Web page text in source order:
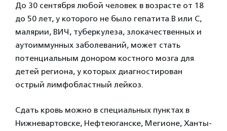
До 30 сентября любой человек в возрасте от 18
до 50 лет, у которого не было гепатита В или С,
малярии, ВИЧ, туберкулеза, злокачественных и
аутоиммунных заболеваний, может стать
потенциальным донором костного мозга для
детей региона, у которых диагностирован
острый лимфобластный лейкоз.
Сдать кровь можно в специальных пунктах в
Нижневартовске, Нефтеюганске, Мегионе, Ханты-